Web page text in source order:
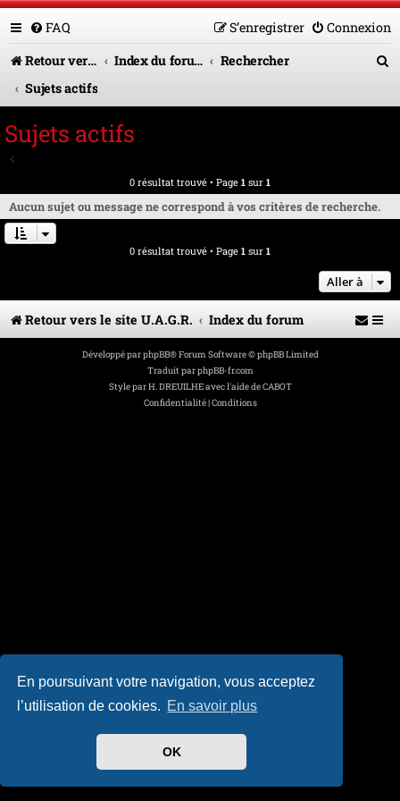
En poursuivant votre navigation, vous acceptez
l’utilisation de cookies. En savoir plus
OK
FAQ Connexion
S’enregistrer
Retour vers le site U.A.G.R.
Index du forum
Rechercher
Sujets actifs
r
Sujets actifs
0 résultat trouvé • Page 1 sur 1
Aucun sujet ou message ne correspond à vos critères de recherche.
0 résultat trouvé • Page 1 sur 1
Aller à
Retour vers le site U.A.G.R. Index du forum
Développé parphpBB® Forum Software © phpBB Limited
Traduit parphpBB-fr.com
Style parH. DREUILHE avec l'aide de CABOT
Confidentialité|Conditions